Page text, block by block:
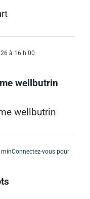
à 16 h 00
wellbutrin
wellbutrin
Connectez-vous pour